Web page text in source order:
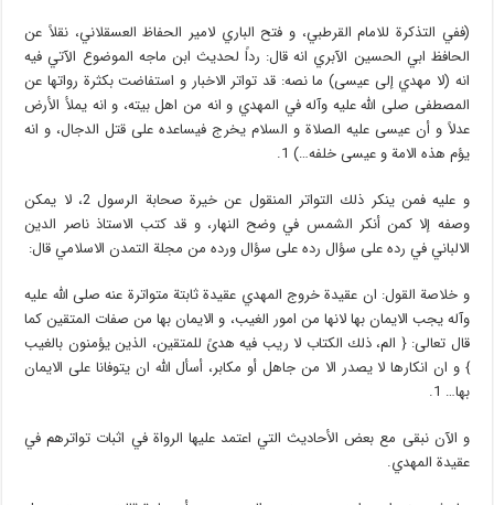
(ففي التذكرة للامام القرطبي، و فتح الباري لامير الحفاظ العسقلاني، نقلاً عن
الحافظ ابي الحسين الآبري انه قال: رداً لحديث ابن ماجه الموضوع الآتي فيه
انه (لا مهدي إلى عيسى) ما نصه: قد تواتر الاخبار و استفاضت بكثرة رواتها عن
المصطفى صلى الله عليه وآله في المهدي و انه من اهل بيته، و انه يملأ الأرض
عدلاً و أن عيسى عليه الصلاة و السلام يخرج فيساعده على قتل الدجال، و انه
يؤم هذه الامة و عيسى خلفه…) 1.
و عليه فمن ينكر ذلك التواتر المنقول عن خيرة صحابة الرسول 2، لا يمكن
وصفه إلا كمن أنكر الشمس في وضح النهار، و قد كتب الاستاذ ناصر الدين
الالباني في رده على سؤال رده على سؤال ورده من مجلة التمدن الاسلامي قال:
و خلاصة القول: ان عقيدة خروج المهدي عقيدة ثابتة متواترة عنه صلى الله عليه
وآله يجب الايمان بها لانها من امور الغيب، و الايمان بها من صفات المتقين كما
قال تعالى: { الم، ذلك الكتاب لا ريب فيه هدىً للمتقين، الذين يؤمنون بالغيب
} و ان انكارها لا يصدر الا من جاهل أو مكابر، أسأل الله ان يتوفانا على الايمان
بها… 1.
و الآن نبقى مع بعض الأحاديث التي اعتمد عليها الرواة في اثبات تواترهم في
عقيدة المهدي.